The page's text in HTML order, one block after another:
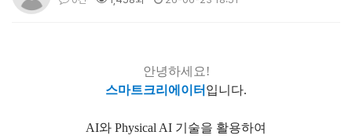
안녕하세요!
스마트크리에이터 입니다.
AI와 Physical AI 기술을 활용하여